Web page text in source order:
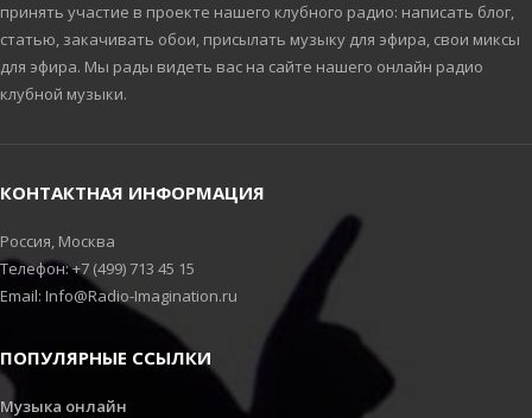
принять участие в проекте нашего клубного радио: написать блог,
статью, закачивать обои, присылать музыку для эфира, свои миксы
для эфира. Мы рады видеть вас на сайте нашего онлайн радио
клубной музыки.
КОНТАКТНАЯ ИНФОРМАЦИЯ
Россия, Москва
Телефон: +7 (499) 713 45 15
Email: Info@Radio-Imagination.ru
ПОПУЛЯРНЫЕ ССЫЛКИ
Музыка онлайн